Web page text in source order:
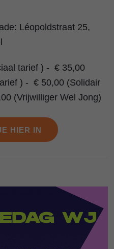
Léopoldstraat 25,
tarief ) - € 35,00
) - € 50,00 (Solidair
(Vrijwilliger Wel Jong)
HIER IN